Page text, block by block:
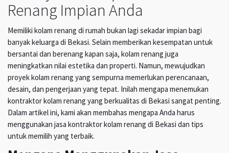
Renang Impian Anda
Memiliki kolam renang di rumah bukan lagi sekadar impian bagi
banyak keluarga di Bekasi. Selain memberikan kesempatan untuk
bersantai dan berenang kapan saja, kolam renang juga
meningkatkan nilai estetika dan properti. Namun, mewujudkan
proyek kolam renang yang sempurna memerlukan perencanaan,
desain, dan pengerjaan yang tepat. Inilah mengapa menemukan
kontraktor kolam renang yang berkualitas di Bekasi sangat penting.
Dalam artikel ini, kami akan membahas mengapa Anda harus
menggunakan jasa kontraktor kolam renang di Bekasi dan tips
untuk memilih yang terbaik.